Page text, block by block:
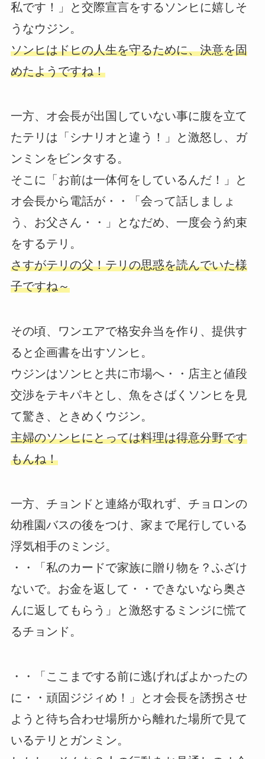
私です！」と交際宣言をするソンヒに嬉しそ
うなウジン。
ソンヒはドヒの人生を守るために、決意を固
めたようですね！
一方、オ会長が出国していない事に腹を立て
たテリは「シナリオと違う！」と激怒し、ガ
ンミンをビンタする。
そこに「お前は一体何をしているんだ！」と
オ会長から電話が・・「会って話しましょ
う、お父さん・・」となだめ、一度会う約束
をするテリ。
さすがテリの父！テリの思惑を読んでいた様
子ですね～
その頃、ワンエアで格安弁当を作り、提供す
ると企画書を出すソンヒ。
ウジンはソンヒと共に市場へ・・店主と値段
交渉をテキパキとし、魚をさばくソンヒを見
て驚き、ときめくウジン。
主婦のソンヒにとっては料理は得意分野です
もんね！
一方、チョンドと連絡が取れず、チョロンの
幼稚園バスの後をつけ、家まで尾行している
浮気相手のミンジ。
・・「私のカードで家族に贈り物を？ふざけ
ないで。お金を返して・・できないなら奥さ
んに返してもらう」と激怒するミンジに慌て
るチョンド。
・・「ここまでする前に逃げればよかったの
に・・頑固ジジィめ！」とオ会長を誘拐させ
ようと待ち合わせ場所から離れた場所で見て
いるテリとガンミン。